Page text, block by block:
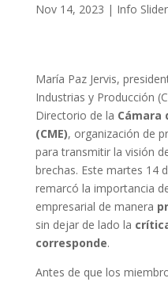
Nov 14, 2023 | Info
María Paz Jervis,
Industrias y Producción
Directorio de la Cámara
(CME), organización de
para transmitir la visión
brechas. Este martes 14
remarcó la importancia
empresarial de manera
sin dejar de lado la
corresponde.
Antes de que los